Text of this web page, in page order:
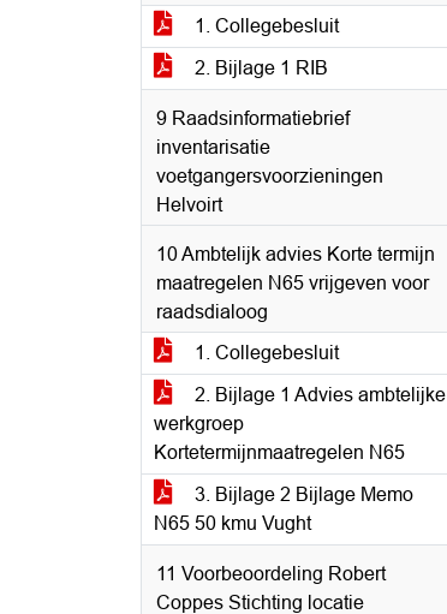
1. Collegebesluit
2. Bijlage 1 RIB
9 Raadsinformatiebrief
inventarisatie
voetgangersvoorzieningen
Helvoirt
10 Ambtelijk advies Korte termijn
maatregelen N65 vrijgeven voor
raadsdialoog
1. Collegebesluit
2. Bijlage 1 Advies ambtelijke
werkgroep
Kortetermijnmaatregelen N65
3. Bijlage 2 Bijlage Memo
N65 50 kmu Vught
11 Voorbeoordeling Robert
Coppes Stichting locatie